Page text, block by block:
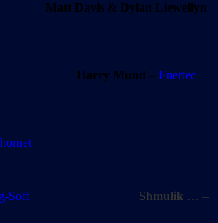
Matt Davis & Dylan Liewellyn
Mund – Enertec
Soft Shmulik … –